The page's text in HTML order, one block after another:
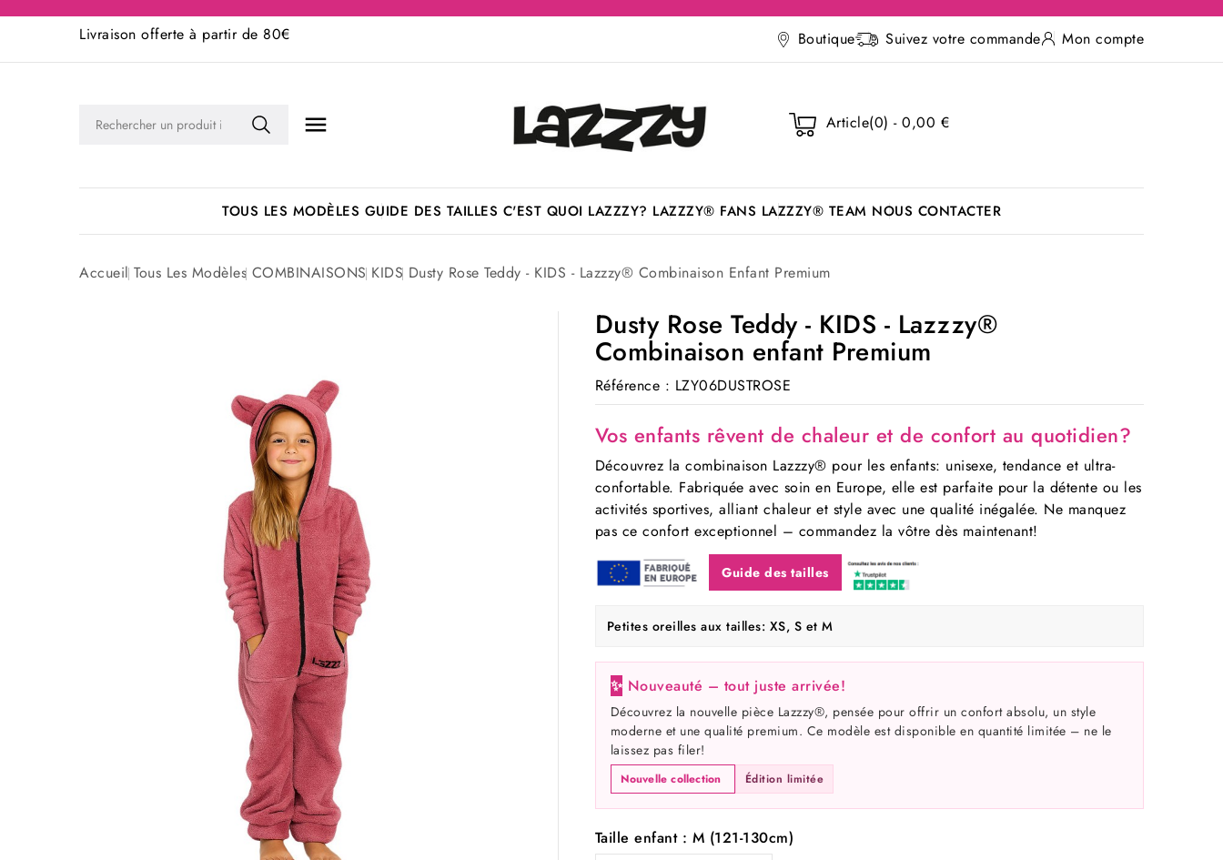
Livraison offerte à partir de 80€ Boutique Suivez votre commande Mon compte
 Article(0) - 0,00 €
TOUS LES MODÈLES GUIDE DES TAILLES C'EST QUOI LAZZZY? LAZZZY® FANS LAZZZY® TEAM NOUS CONTACTER
Accueil Tous Les Modèles COMBINAISONS KIDS Dusty Rose Teddy - KIDS - Lazzzy® Combinaison Enfant Premium
Dusty Rose Teddy - KIDS - Lazzzy®
Combinaison enfant Premium
Référence : LZY06DUSTROSE
Vos enfants rêvent de chaleur et de confort au quotidien?
Découvrez la combinaison Lazzzy® pour les enfants: unisexe, tendance et ultra-
confortable. Fabriquée avec soin en Europe, elle est parfaite pour la détente ou les
activités sportives, alliant chaleur et style avec une qualité inégalée. Ne manquez
pas ce confort exceptionnel – commandez la vôtre dès maintenant!
Guide des tailles
Petites oreilles aux tailles: XS, S et M
✨ Nouveauté – tout juste arrivée!
Découvrez la nouvelle pièce Lazzzy®, pensée pour offrir un confort absolu, un style
moderne et une qualité premium. Ce modèle est disponible en quantité limitée – ne le
laissez pas filer!
Nouvelle collection Édition limitée
Taille enfant : M (121-130cm)